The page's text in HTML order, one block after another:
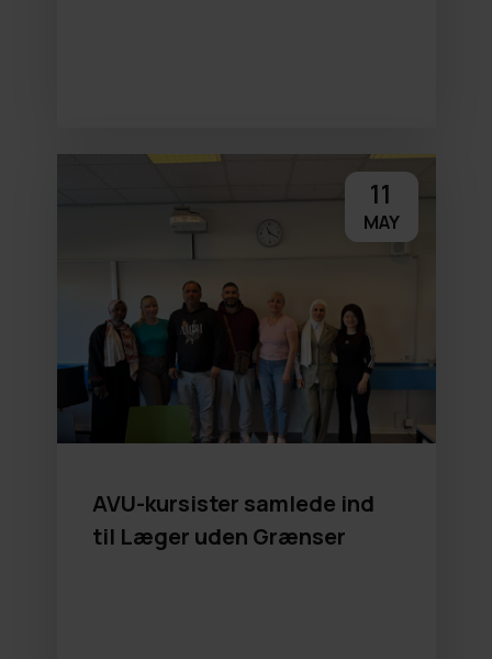
11
MAY
AVU-kursister samlede ind
til Læger uden Grænser